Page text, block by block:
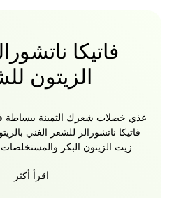
فاتيكا
الزيتون
فاتيكا ناتشورالز للشعر الغني
زيت الزيتون البكر والمستخلصات
للزيت لمنح شعرك وفروة رأسك
اقرأ أكثر